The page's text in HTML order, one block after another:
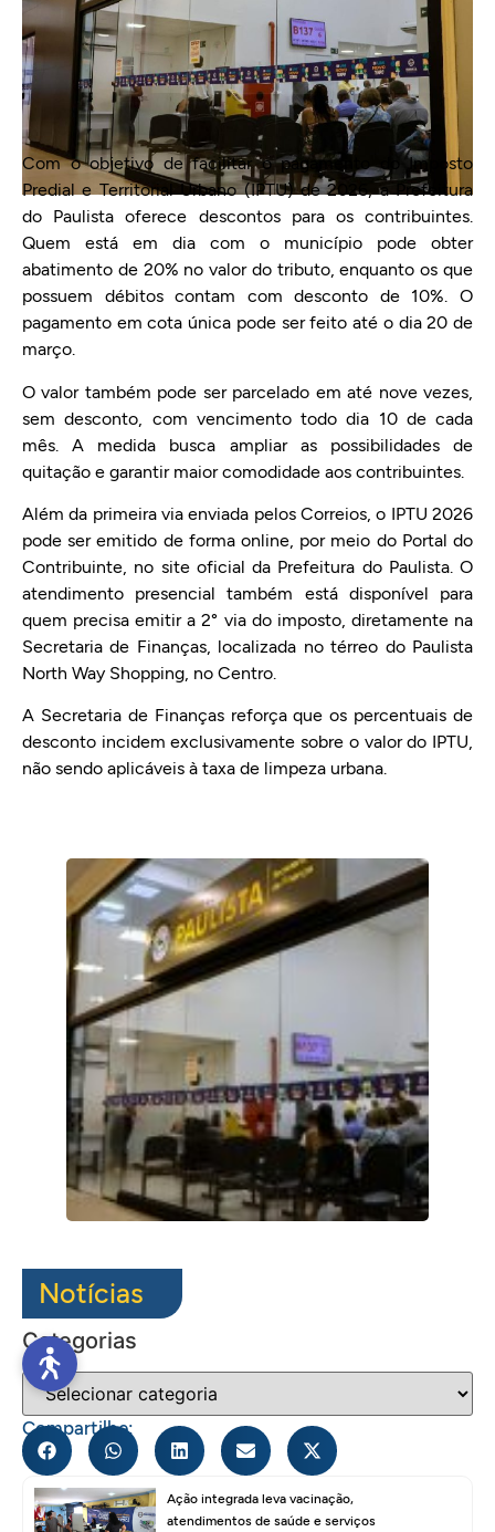
Com o objetivo de facilitar o pagamento do Imposto
Predial e Territorial Urbano (IPTU) de 2026, a Prefeitura
do Paulista oferece descontos para os contribuintes.
Quem está em dia com o município pode obter
abatimento de 20% no valor do tributo, enquanto os que
possuem débitos contam com desconto de 10%. O
pagamento em cota única pode ser feito até o dia 20 de
março.
O valor também pode ser parcelado em até nove vezes,
sem desconto, com vencimento todo dia 10 de cada
mês. A medida busca ampliar as possibilidades de
quitação e garantir maior comodidade aos contribuintes.
Além da primeira via enviada pelos Correios, o IPTU 2026
pode ser emitido de forma online, por meio do Portal do
Contribuinte, no site oficial da Prefeitura do Paulista. O
atendimento presencial também está disponível para
quem precisa emitir a 2° via do imposto, diretamente na
Secretaria de Finanças, localizada no térreo do Paulista
North Way Shopping, no Centro.
A Secretaria de Finanças reforça que os percentuais de
desconto incidem exclusivamente sobre o valor do IPTU,
não sendo aplicáveis à taxa de limpeza urbana.
Notícias
Categorias
Compartilhe:
Ação integrada leva vacinação,
atendimentos de saúde e serviços